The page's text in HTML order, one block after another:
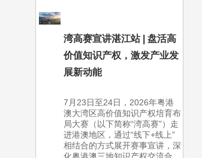
湾高赛宣讲湛江站 | 盘活高
价值知识产权，激发产业发
展新动能
7月23日至24日，2026年粤港
澳大湾区高价值知识产权培育布
局大赛（以下简称“湾高赛”）走
进港澳地区，通过“线下+线上”
相结合的方式展开赛事宣讲，深